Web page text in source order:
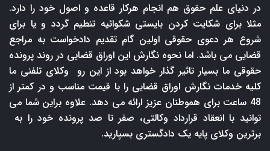
در دنیای علم حقوق هم انجام هرکار قاعده و اصول خود را دارد.
مثلا برای شکایت کردن بایستی شکوائیه تنطیم گردد و یا برای
شروع هر دعوی حقوقی اولین گام تقدیم دادخواست به مراجع
قضایی می باشد. اما نحوه نگارش این اوراق قضایی در روند پرونده
حقوقی ما بسیار تاثیر گذار خواهد بود از این رو وکلای تلفنی ما
کلیه خدمات نگارش اوراق قضایی را با قیمت مناسب و در کمتر از
48 ساعت برای هموطنان عزیز ارائه می دهد. علاوه براین شما می
توانید با انعقاد قرارداد وکالتی، صفر تا صد پرونده خود را به
برترین وکلای پایه یک دادگستری بسپارید.